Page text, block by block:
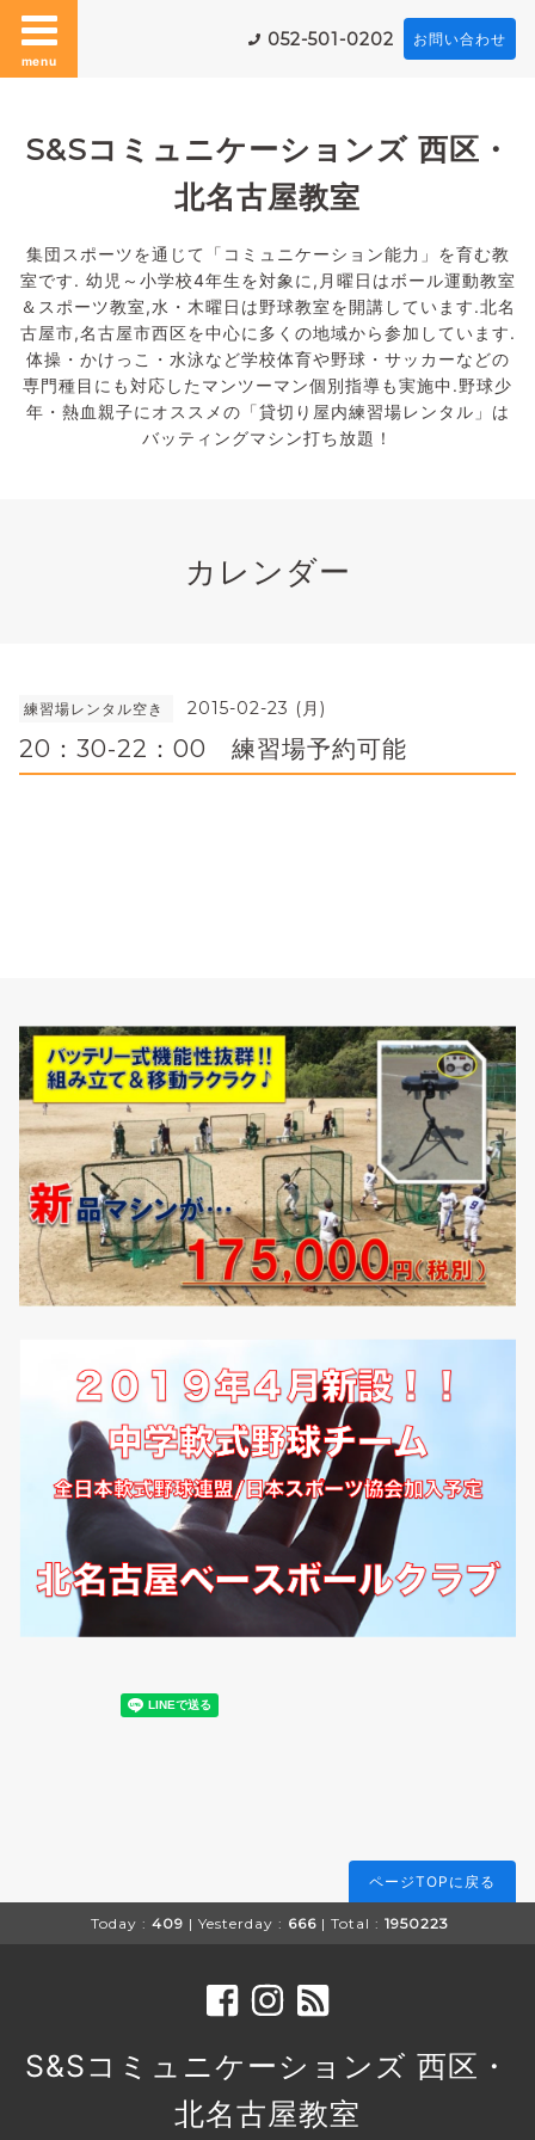
menu
052-501-0202 お問い合わせ
S&Sコミュニケーションズ 西区・
北名古屋教室
集団スポーツを通じて「コミュニケーション能力」を育む教
室です. 幼児～小学校4年生を対象に,月曜日はボール運動教室
＆スポーツ教室,水・木曜日は野球教室を開講しています.北名
古屋市,名古屋市西区を中心に多くの地域から参加しています.
体操・かけっこ・水泳など学校体育や野球・サッカーなどの
専門種目にも対応したマンツーマン個別指導も実施中.野球少
年・熱血親子にオススメの「貸切り屋内練習場レンタル」は
バッティングマシン打ち放題！
カレンダー
練習場レンタル空き 2015-02-23 (月)
20：30-22：00 練習場予約可能
ページTOPに戻る
Today : 409 | Yesterday : 666 | Total : 1950223
S&Sコミュニケーションズ 西区・
北名古屋教室